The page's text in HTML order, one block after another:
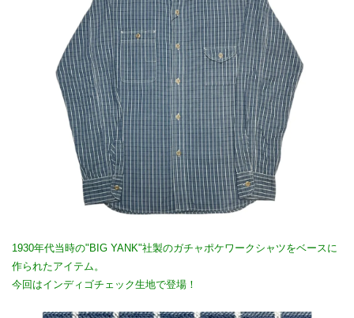
1930年代当時の"BIG YANK"社製のガチャポケワークシャツをベースに
作られたアイテム。
今回はインディゴチェック生地で登場！